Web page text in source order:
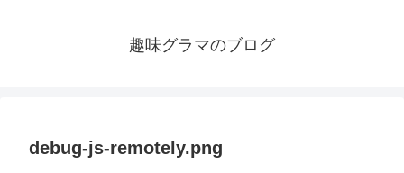
趣味グラマのブログ
debug-js-remotely.png